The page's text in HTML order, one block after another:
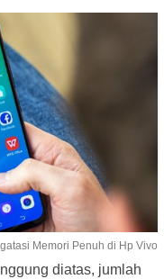
Memori Penuh di Hp Vivo
diatas, jumlah